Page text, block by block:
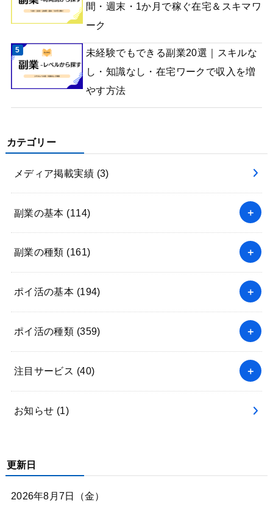
間・週末・1か月で稼ぐ在宅＆スキマワ
ーク
未経験でもできる副業20選｜スキルな
し・知識なし・在宅ワークで収入を増
やす方法
カテゴリー
メディア掲載実績 (3)
副業の基本 (114)
副業の種類 (161)
ポイ活の基本 (194)
ポイ活の種類 (359)
注目サービス (40)
お知らせ (1)
更新日
2026年8月7日（金）